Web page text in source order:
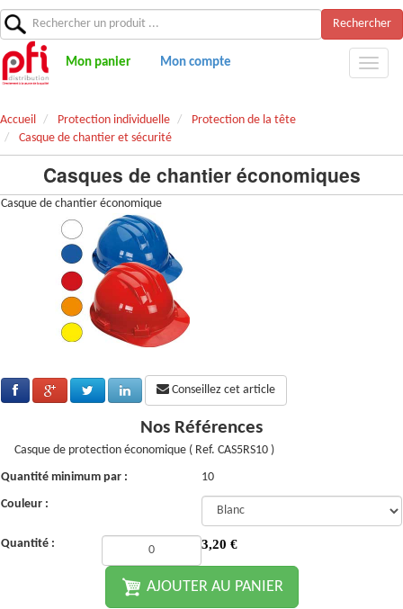
Rechercher
Mon panier Mon compte
Accueil Protection individuelle
Protection de la tête
Casque de chantier et sécurité
Casques de chantier économiques
Casque de chantier économique
Conseillez cet article
Nos Références
Casque de protection économique ( Ref. CAS5RS10 )
Quantité minimum par :
10
Couleur :
Quantité : 3,20 €
AJOUTER AU PANIER